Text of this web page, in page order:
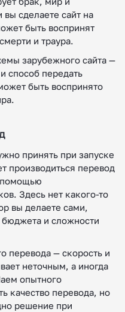
сделаете сайт на
быть воспринят
и траура.
зарубежного сайта —
способ передать
быть воспринято
принять при запуске
производиться перевод
помощью
Здесь нет какого-то
вы делаете сами,
бюджета и сложности
перевода — скорость и
неточным, а иногда
опытного
качество перевода, но
решение при